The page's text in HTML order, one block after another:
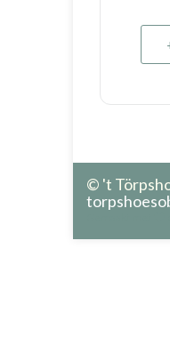
© 't